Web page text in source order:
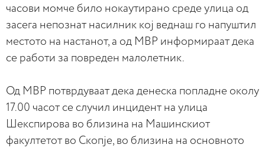
часови момче било нокаутирано среде улица од
засега непознат насилник кој веднаш го напуштил
местото на настанот, а од МВР информираат дека
се работи за повреден малолетник.
Од МВР потврдуваат дека денеска попладне околу
17.00 часот се случил инцидент на улица
Шекспирова во близина на Машинскиот
факултетот во Скопје, во близина на основното